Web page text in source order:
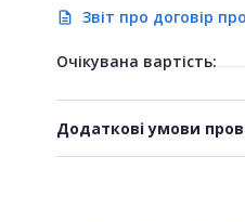
description Звіт про договір
Очікувана вартість:
Додаткові умови